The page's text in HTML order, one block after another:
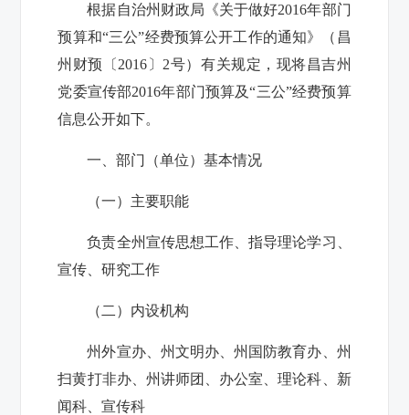
根据自治州财政局《关于做好2016年部门
预算和“三公”经费预算公开工作的通知》（昌
州财预〔2016〕2号）有关规定，现将昌吉州
党委宣传部2016年部门预算及“三公”经费预算
信息公开如下。
一、部门（单位）基本情况
（一）主要职能
负责全州宣传思想工作、指导理论学习、
宣传、研究工作
（二）内设机构
州外宣办、州文明办、州国防教育办、州
扫黄打非办、州讲师团、办公室、理论科、新
闻科、宣传科